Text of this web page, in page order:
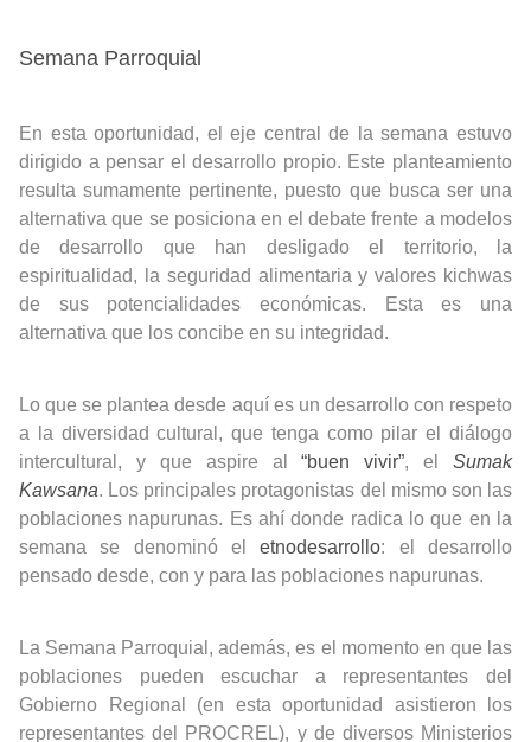
Semana Parroquial
En esta oportunidad, el eje central de la semana estuvo
dirigido a pensar el desarrollo propio. Este planteamiento
resulta sumamente pertinente, puesto que busca ser una
alternativa que se posiciona en el debate frente a modelos
de desarrollo que han desligado el territorio, la
espiritualidad, la seguridad alimentaria y valores kichwas
de sus potencialidades económicas. Esta es una
alternativa que los concibe en su integridad.
Lo que se plantea desde aquí es un desarrollo con respeto
a la diversidad cultural, que tenga como pilar el diálogo
intercultural, y que aspire al“buen vivir”, el Sumak
Kawsana. Los principales protagonistas del mismo son las
poblaciones napurunas. Es ahí donde radica lo que en la
semana se denominó eletnodesarrollo: el desarrollo
pensado desde, con y para las poblaciones napurunas.
La Semana Parroquial, además, es el momento en que las
poblaciones pueden escuchar a representantes del
Gobierno Regional (en esta oportunidad asistieron los
representantes del PROCREL), y de diversos Ministerios